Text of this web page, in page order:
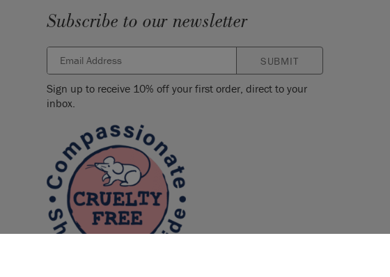
Subscribe to our newsletter
SUBMIT
Sign up to receive 10% off your first order, direct to your
inbox.